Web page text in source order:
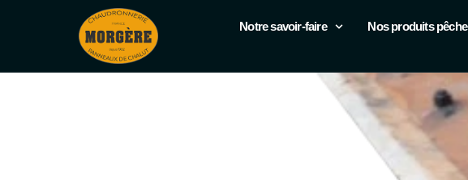
Notre savoir-faire Nos produits pêche
Lames d’usure – FR